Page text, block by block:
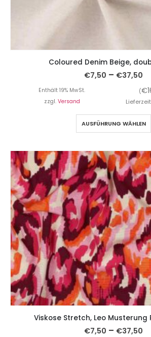
Coloured Denim Beige,
€7,50 – €37,50
Enthält 19% MwSt. (€
zzgl. Versand
AUSFÜHRUNG WÄHLEN
Viskose Stretch, Leo Musterung
€7,50 – €37,50